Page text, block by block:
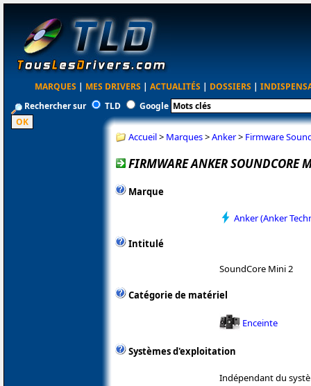
MARQUES | MES DRIVERS | ACTUALITÉS | DOSSIERS |
Rechercher sur
TLD Google
Accueil> Marques>Anker> Firmware
FIRMWARE ANKER SOUNDCORE
Marque
Anker (Anker
Intitulé
SoundCore Mini 2
Catégorie de matériel
Enceinte
Systèmes d'exploitation
Indépendant du